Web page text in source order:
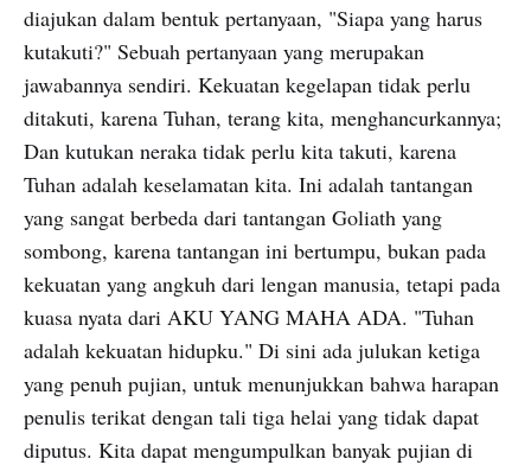
diajukan dalam bentuk pertanyaan, "Siapa yang harus
kutakuti?" Sebuah pertanyaan yang merupakan
jawabannya sendiri. Kekuatan kegelapan tidak perlu
ditakuti, karena Tuhan, terang kita, menghancurkannya;
Dan kutukan neraka tidak perlu kita takuti, karena
Tuhan adalah keselamatan kita. Ini adalah tantangan
yang sangat berbeda dari tantangan Goliath yang
sombong, karena tantangan ini bertumpu, bukan pada
kekuatan yang angkuh dari lengan manusia, tetapi pada
kuasa nyata dari AKU YANG MAHA ADA. "Tuhan
adalah kekuatan hidupku." Di sini ada julukan ketiga
yang penuh pujian, untuk menunjukkan bahwa harapan
penulis terikat dengan tali tiga helai yang tidak dapat
diputus. Kita dapat mengumpulkan banyak pujian di